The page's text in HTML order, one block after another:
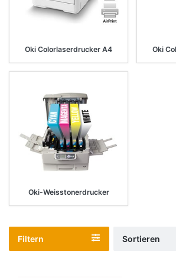
Oki Colorlaserdrucker A4 Oki
Oki-Weisstonerdrucker
Filtern Sortieren